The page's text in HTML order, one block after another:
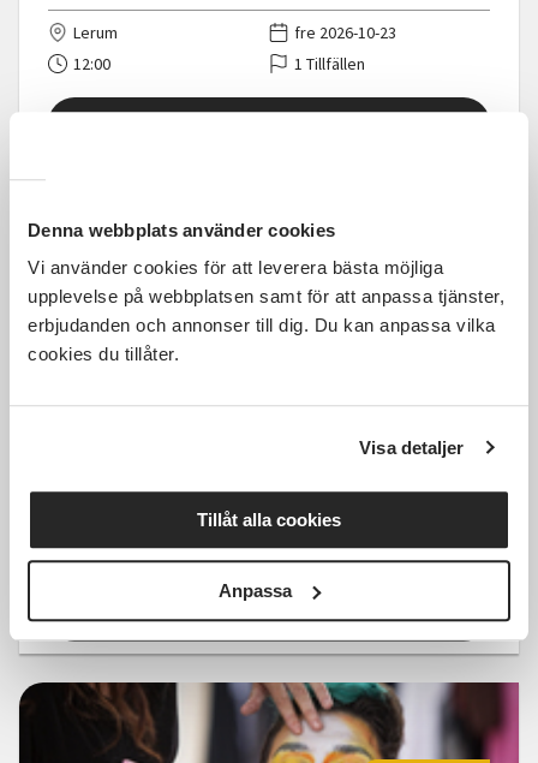
Denna webbplats använder cookies
Vi använder cookies för att leverera bästa möjliga
upplevelse på webbplatsen samt för att anpassa tjänster,
erbjudanden och annonser till dig. Du kan anpassa vilka
cookies du tillåter.
Visa detaljer
Tillåt alla cookies
Anpassa
Lerum
fre 2026-10-23
12:00
1 Tillfällen
Landsbygdsveckan 2026
Kostnadsfri
ons 2026-08-19
15:00
1 Tillfällen
Läs mer och anmäl